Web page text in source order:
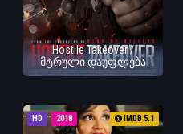
Hostile Takeover /
მტრული დაუფლება
HD 2018 IMDB 5.1